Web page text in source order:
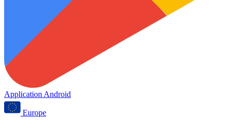
Application Android
Europe